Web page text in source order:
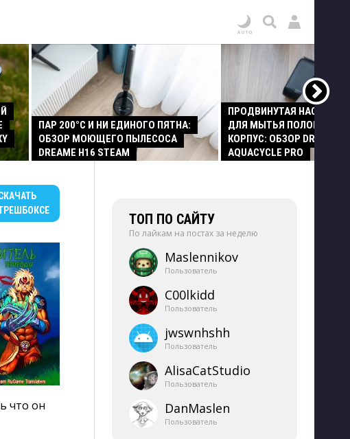
ПАР 200°C И НИ ЕДИНОГО ПЯТНА:
ОБЗОР МОЮЩЕГО ПЫЛЕСОСА
DREAME H16 STEAM
ПРОДВИНУТАЯ НАСАДКА
ДЛЯ МЫТЬЯ ПОЛОВ И
КОРПУС: ОБЗОР DREAME
AQUACYCLE PRO
что он
ТОП ПО САЙТУ
По лайкам на постах за неделю
Maslennikov
Пользователь
C00lkidd
Пользователь
jwswnhshh
Пользователь
AlisaCatStudio
Пользователь
DanMaslen
Пользователь